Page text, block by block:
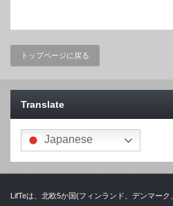
トップページに戻る
Translate
Japanese
LifTeは、北欧5か国(フィンランド、デンマー